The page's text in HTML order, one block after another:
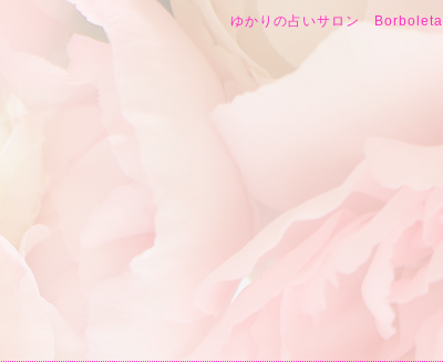
ゆかりの占いサロン Borboleta
ッタ～